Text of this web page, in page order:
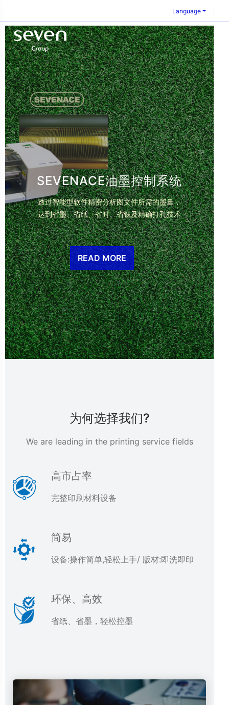
Language
SEVENACE油墨控制系统
透过智能型软件精密分析图文件所需的墨量，
达到省墨、省纸、省时、省钱及精确打孔技术
READ MORE
为何选择我们?
We are leading in the printing service fields
高市占率
完整印刷材料设备
简易
设备:操作简单,轻松上手/ 版材:即洗即印
环保、高效
省纸、省墨，轻松控墨